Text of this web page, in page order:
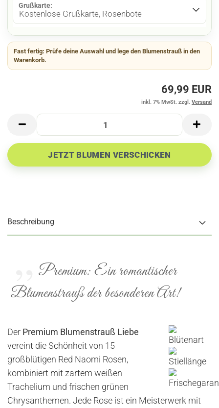
Grußkarte:
Fast fertig: Prüfe deine Auswahl und lege den Blumenstrauß in den
Warenkorb.
69,99 EUR
inkl. 7% MwSt. zzgl. Versand
Beschreibung
Premium: Ein romantischer
Blumenstrauß der besonderen Art!
Der Premium Blumenstrauß Liebe
vereint die Schönheit von 15
großblütigen Red Naomi Rosen,
kombiniert mit zartem weißen
Trachelium und frischen grünen
Chrysanthemen. Jede Rose ist ein Meisterwerk mit